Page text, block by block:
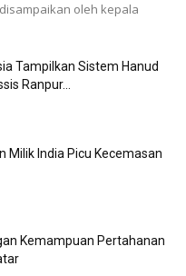
oleh kepala
Tampilkan Sistem Hanud
Ranpur...
Milik India Picu Kecemasan
Kemampuan Pertahanan